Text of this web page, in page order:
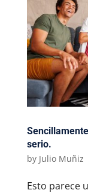
serio.
by Julio Muñiz
Esto parece